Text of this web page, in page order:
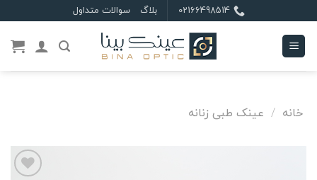
to
content
02166498514 بلاگ سوالات متداول
خانه / عینک طبی زنانه